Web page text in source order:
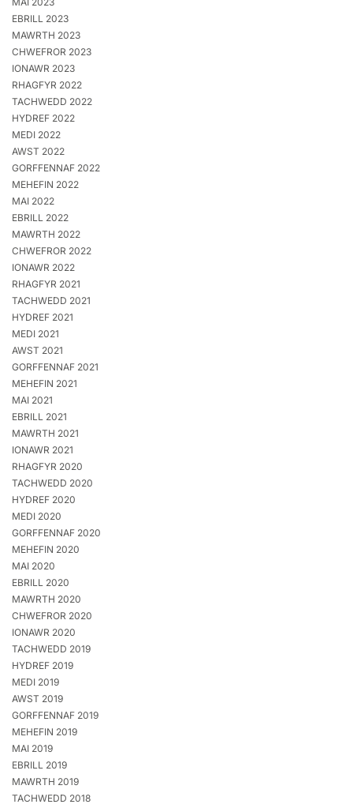
EBRILL 2023
MAWRTH 2023
CHWEFROR 2023
IONAWR 2023
RHAGFYR 2022
TACHWEDD 2022
HYDREF 2022
MEDI 2022
AWST 2022
GORFFENNAF 2022
MEHEFIN 2022
MAI 2022
EBRILL 2022
MAWRTH 2022
CHWEFROR 2022
IONAWR 2022
RHAGFYR 2021
TACHWEDD 2021
HYDREF 2021
MEDI 2021
AWST 2021
GORFFENNAF 2021
MEHEFIN 2021
MAI 2021
EBRILL 2021
MAWRTH 2021
IONAWR 2021
RHAGFYR 2020
TACHWEDD 2020
HYDREF 2020
MEDI 2020
GORFFENNAF 2020
MEHEFIN 2020
MAI 2020
EBRILL 2020
MAWRTH 2020
CHWEFROR 2020
IONAWR 2020
TACHWEDD 2019
HYDREF 2019
MEDI 2019
AWST 2019
GORFFENNAF 2019
MEHEFIN 2019
MAI 2019
EBRILL 2019
MAWRTH 2019
TACHWEDD 2018